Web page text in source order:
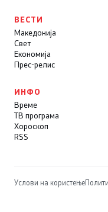
ВЕСТИ
Македонија
Свет
Економија
Прес-релис
ИНФО
Време
ТВ програма
Хороскоп
RSS
Услови на користење